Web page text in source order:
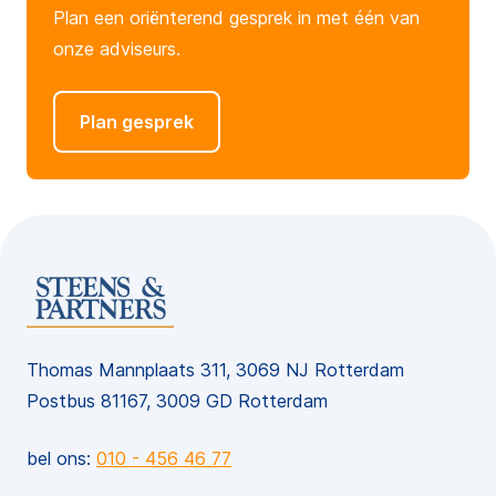
Plan een oriënterend gesprek in met één van
onze adviseurs.
Plan gesprek
Thomas Mannplaats 311, 3069 NJ Rotterdam
Postbus 81167, 3009 GD Rotterdam
bel ons: 010 - 456 46 77